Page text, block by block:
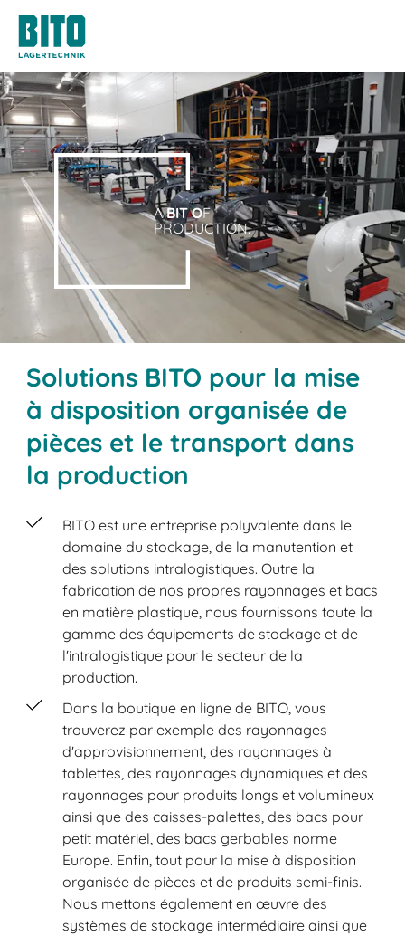
ABIT OF
PRODUCTION.
Solutions BITO pour la mise
à disposition organisée de
pièces et le transport dans
la production
BITO est une entreprise polyvalente dans le
domaine du stockage, de la manutention et
des solutions intralogistiques. Outre la
fabrication de nos propres rayonnages et bacs
en matière plastique, nous fournissons toute la
gamme des équipements de stockage et de
l'intralogistique pour le secteur de la
production.
Dans la boutique en ligne de BITO, vous
trouverez par exemple des rayonnages
d'approvisionnement, des rayonnages à
tablettes, des rayonnages dynamiques et des
rayonnages pour produits longs et volumineux
ainsi que des caisses-palettes, des bacs pour
petit matériel, des bacs gerbables norme
Europe. Enfin, tout pour la mise à disposition
organisée de pièces et de produits semi-finis.
Nous mettons également en œuvre des
systèmes de stockage intermédiaire ainsi que